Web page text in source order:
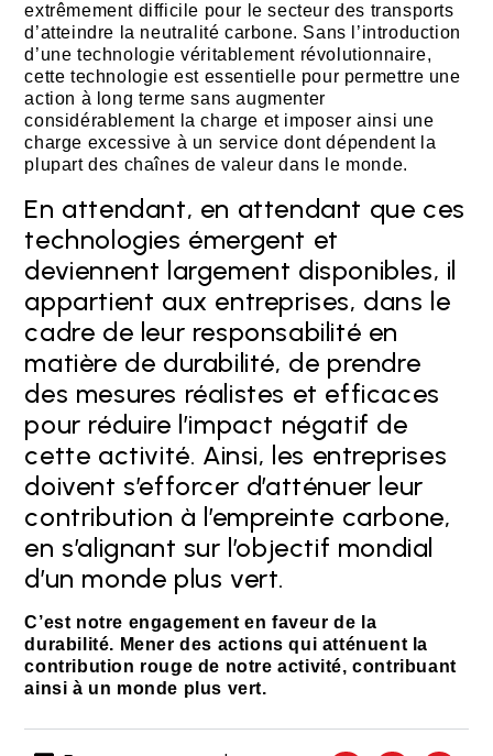
extrêmement difficile pour le secteur des transports
d’atteindre la neutralité carbone. Sans l’introduction
d’une technologie véritablement révolutionnaire,
cette technologie est essentielle pour permettre une
action à long terme sans augmenter
considérablement la charge et imposer ainsi une
charge excessive à un service dont dépendent la
plupart des chaînes de valeur dans le monde.
En attendant, en attendant que ces
technologies émergent et
deviennent largement disponibles, il
appartient aux entreprises, dans le
cadre de leur responsabilité en
matière de durabilité, de prendre
des mesures réalistes et efficaces
pour réduire l’impact négatif de
cette activité. Ainsi, les entreprises
doivent s’efforcer d’atténuer leur
contribution à l’empreinte carbone,
en s’alignant sur l’objectif mondial
d’un monde plus vert.
C’est notre engagement en faveur de la
durabilité. Mener des actions qui atténuent la
contribution rouge de notre activité, contribuant
ainsi à un monde plus vert.